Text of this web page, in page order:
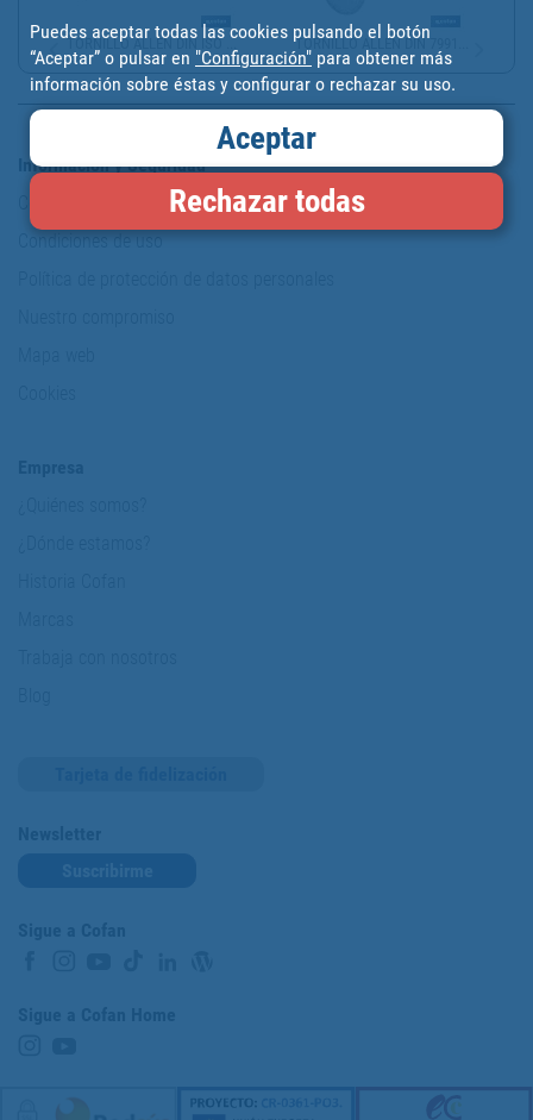
TORNILLO ALLEN DIN ISO ... TORNILLO ALLEN DIN 7991...
Información y Seguridad
Condiciones de uso
Puedes aceptar todas las cookies pulsando el botón
“Aceptar” o pulsar en "Configuración" para obtener más
información sobre éstas y configurar o rechazar su uso.
Aceptar
Rechazar todas